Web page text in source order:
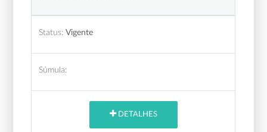
Status: Vigente
Súmula:
DETALHES